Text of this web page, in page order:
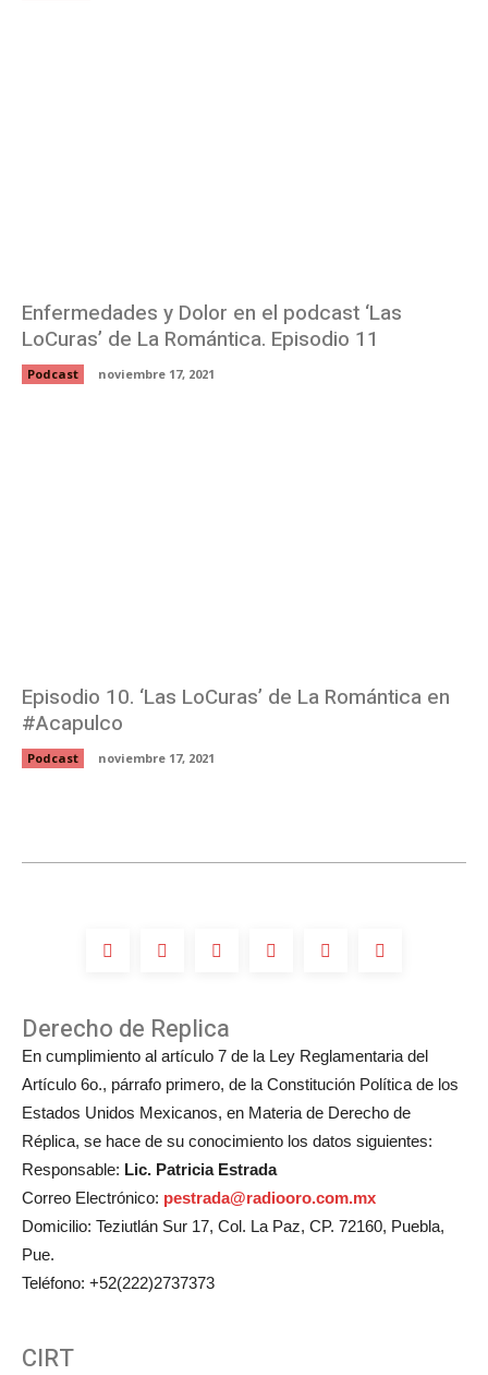
Enfermedades y Dolor en el podcast ‘Las
LoCuras’ de La Romántica. Episodio 11
Podcast noviembre 17, 2021
Episodio 10. ‘Las LoCuras’ de La Romántica en
#Acapulco
Podcast noviembre 17, 2021
Derecho de Replica
En cumplimiento al artículo 7 de la Ley Reglamentaria del
Artículo 6o., párrafo primero, de la Constitución Política de los
Estados Unidos Mexicanos, en Materia de Derecho de
Réplica, se hace de su conocimiento los datos siguientes:
Responsable: Lic. Patricia Estrada
Correo Electrónico: pestrada@radiooro.com.mx
Domicilio: Teziutlán Sur 17, Col. La Paz, CP. 72160, Puebla,
Pue.
Teléfono: +52(222)2737373
CIRT